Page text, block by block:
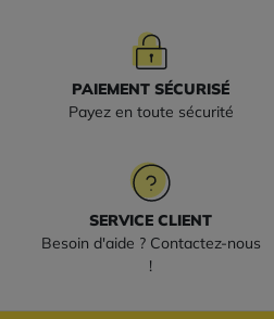
PAIEMENT SÉCURISÉ
Payez en toute sécurité
SERVICE CLIENT
Besoin d'aide ? Contactez-nous
!